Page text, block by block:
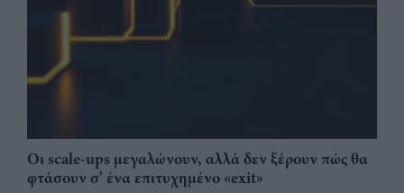
Οι scale-ups μεγαλώνουν, αλλά δεν ξέρουν πώς θα
φτάσουν σ' ένα επιτυχημένο «exit»